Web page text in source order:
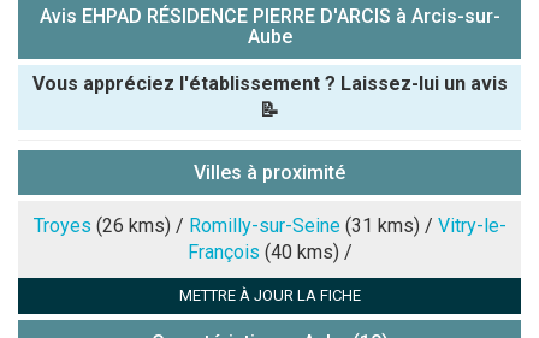
Avis EHPAD RÉSIDENCE PIERRE D'ARCIS à Arcis-sur-
Aube
Vous appréciez l'établissement ? Laissez-lui un avis
📝
Note que vous souhaitez attribuer :
Antispam -
Villes à proximité
Troyes (26 kms) / Romilly-sur-Seine(31 kms) / Vitry-le-
François (40 kms) /
METTRE À JOUR LA FICHE